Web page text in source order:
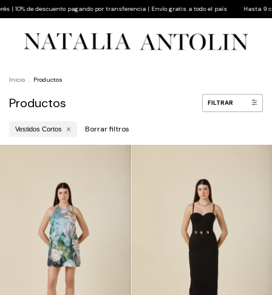
por transferencia | Envío gratis a todo el país Hasta 9 cuotas sin interés | 10% de
Inicio . Productos
Productos FILTRAR
Vestidos Cortos Borrar filtros